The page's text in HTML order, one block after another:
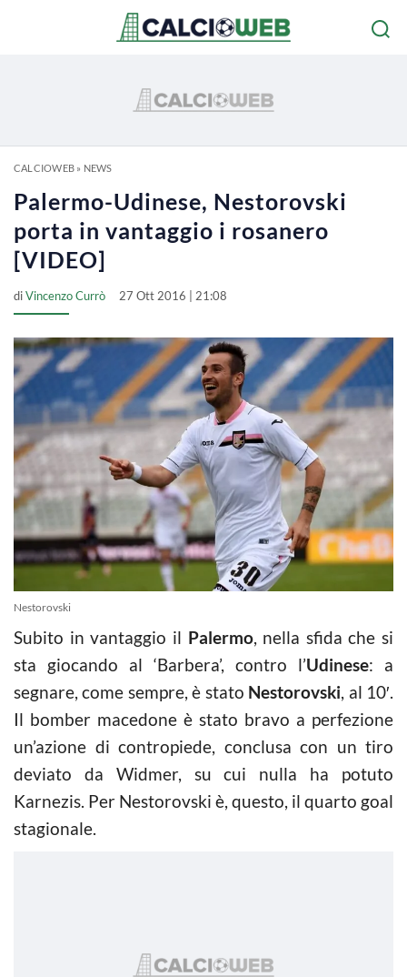
CALCIOWEB» NEWS
Palermo-Udinese, Nestorovski
porta in vantaggio i rosanero
[VIDEO]
diVincenzo Currò 27 Ott 2016 | 21:08
Nestorovski
Subito in vantaggio il Palermo, nella sfida che si
sta giocando al ‘Barbera’, contro l’Udinese: a
segnare, come sempre, è stato Nestorovski, al 10′.
Il bomber macedone è stato bravo a perfezione
un’azione di contropiede, conclusa con un tiro
deviato da Widmer, su cui nulla ha potuto
Karnezis. Per Nestorovski è, questo, il quarto goal
stagionale.